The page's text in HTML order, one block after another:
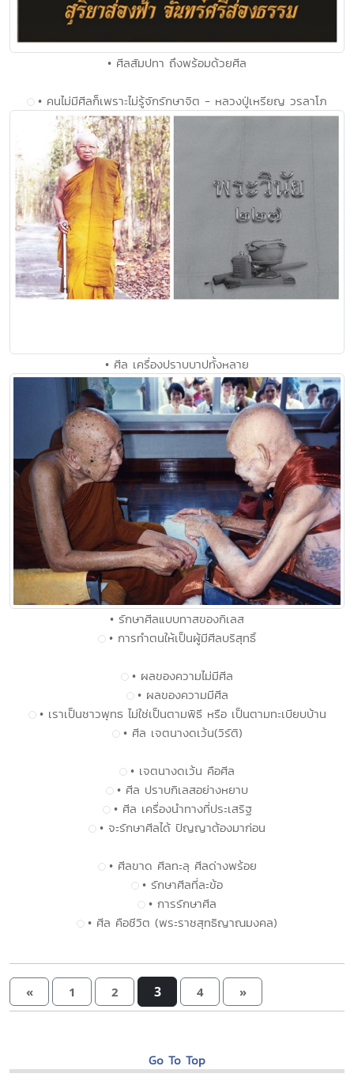
• ศีลสัมปทา ถึงพร้อมด้วยศีล
• คนไม่มีศีลก็เพราะไม่รู้จักรักษาจิต - หลวงปู่เหรียญ วรลาโภ
• ศีล เครื่องปราบบาปทั้งหลาย
• รักษาศีลแบบทาสของกิเลส
• การทำตนให้เป็นผู้มีศีลบริสุทธิ์
• ผลของความไม่มีศีล
• ผลของความมีศีล
• เราเป็นชาวพุทธ ไม่ใช่เป็นตามพิธี หรือ เป็นตามทะเบียบบ้าน
• ศีล เจตนางดเว้น(วิรัติ)
• เจตนางดเว้น คือศีล
• ศีล ปราบกิเลสอย่างหยาบ
• ศีล เครื่องนำทางที่ประเสริฐ
• จะรักษาศีลได้ ปัญญาต้องมาก่อน
• ศีลขาด ศีลทะลุ ศีลด่างพร้อย
• รักษาศีลที่ละข้อ
• การรักษาศีล
• ศีล คือชีวิต (พระราชสุทธิญาณมงคล)
« 1 2 3 4 »
Go To Top